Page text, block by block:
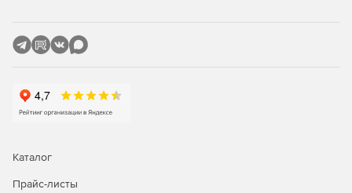
Каталог
Прайс-листы